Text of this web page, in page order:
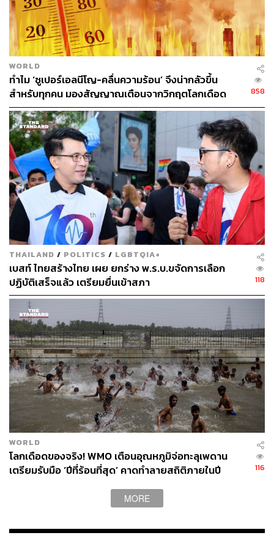
WORLD
ทำไม ‘ซูเปอร์เอลนีโญ-คลื่นความร้อน’ จึงน่ากลัวขึ้น
สำหรับทุกคน มองสัญญาณเตือนจากวิกฤตโลกเดือด
858
THAILAND / POLITICS / LGBTQIA+
เบสท์ ไทยสร้างไทย เผย ยกร่าง พ.ร.บ.ขจัดการเลือก
ปฏิบัติเสร็จแล้ว เตรียมยื่นเข้าสภา
118
WORLD
โลกเดือดของจริง! WMO เตือนอุณหภูมิจ่อทะลุเพดาน
เตรียมรับมือ ‘ปีที่ร้อนที่สุด’ คาดทำลายสถิติภายในปี
116
MORE